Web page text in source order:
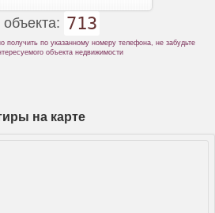
объекта: 713
по указанному номеру телефона, не забудьте
объекта недвижимости
на карте